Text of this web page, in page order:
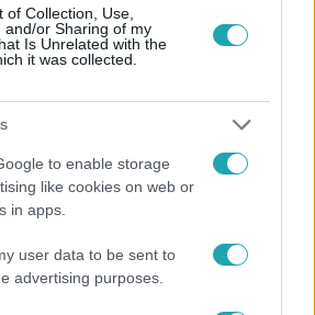
of Collection, Use,
and/or Sharing of my
Is Unrelated with the
it was collected.
to enable storage
like cookies on web or
in apps.
user data to be sent to
advertising purposes.